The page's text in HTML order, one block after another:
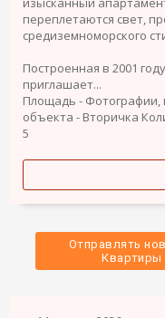
переплетаются свет,
средиземноморского
Построенная в 2001
приглашает...
Площадь - Фотографии,
объекта - Вторичка
5
Отправлять
Квартиры